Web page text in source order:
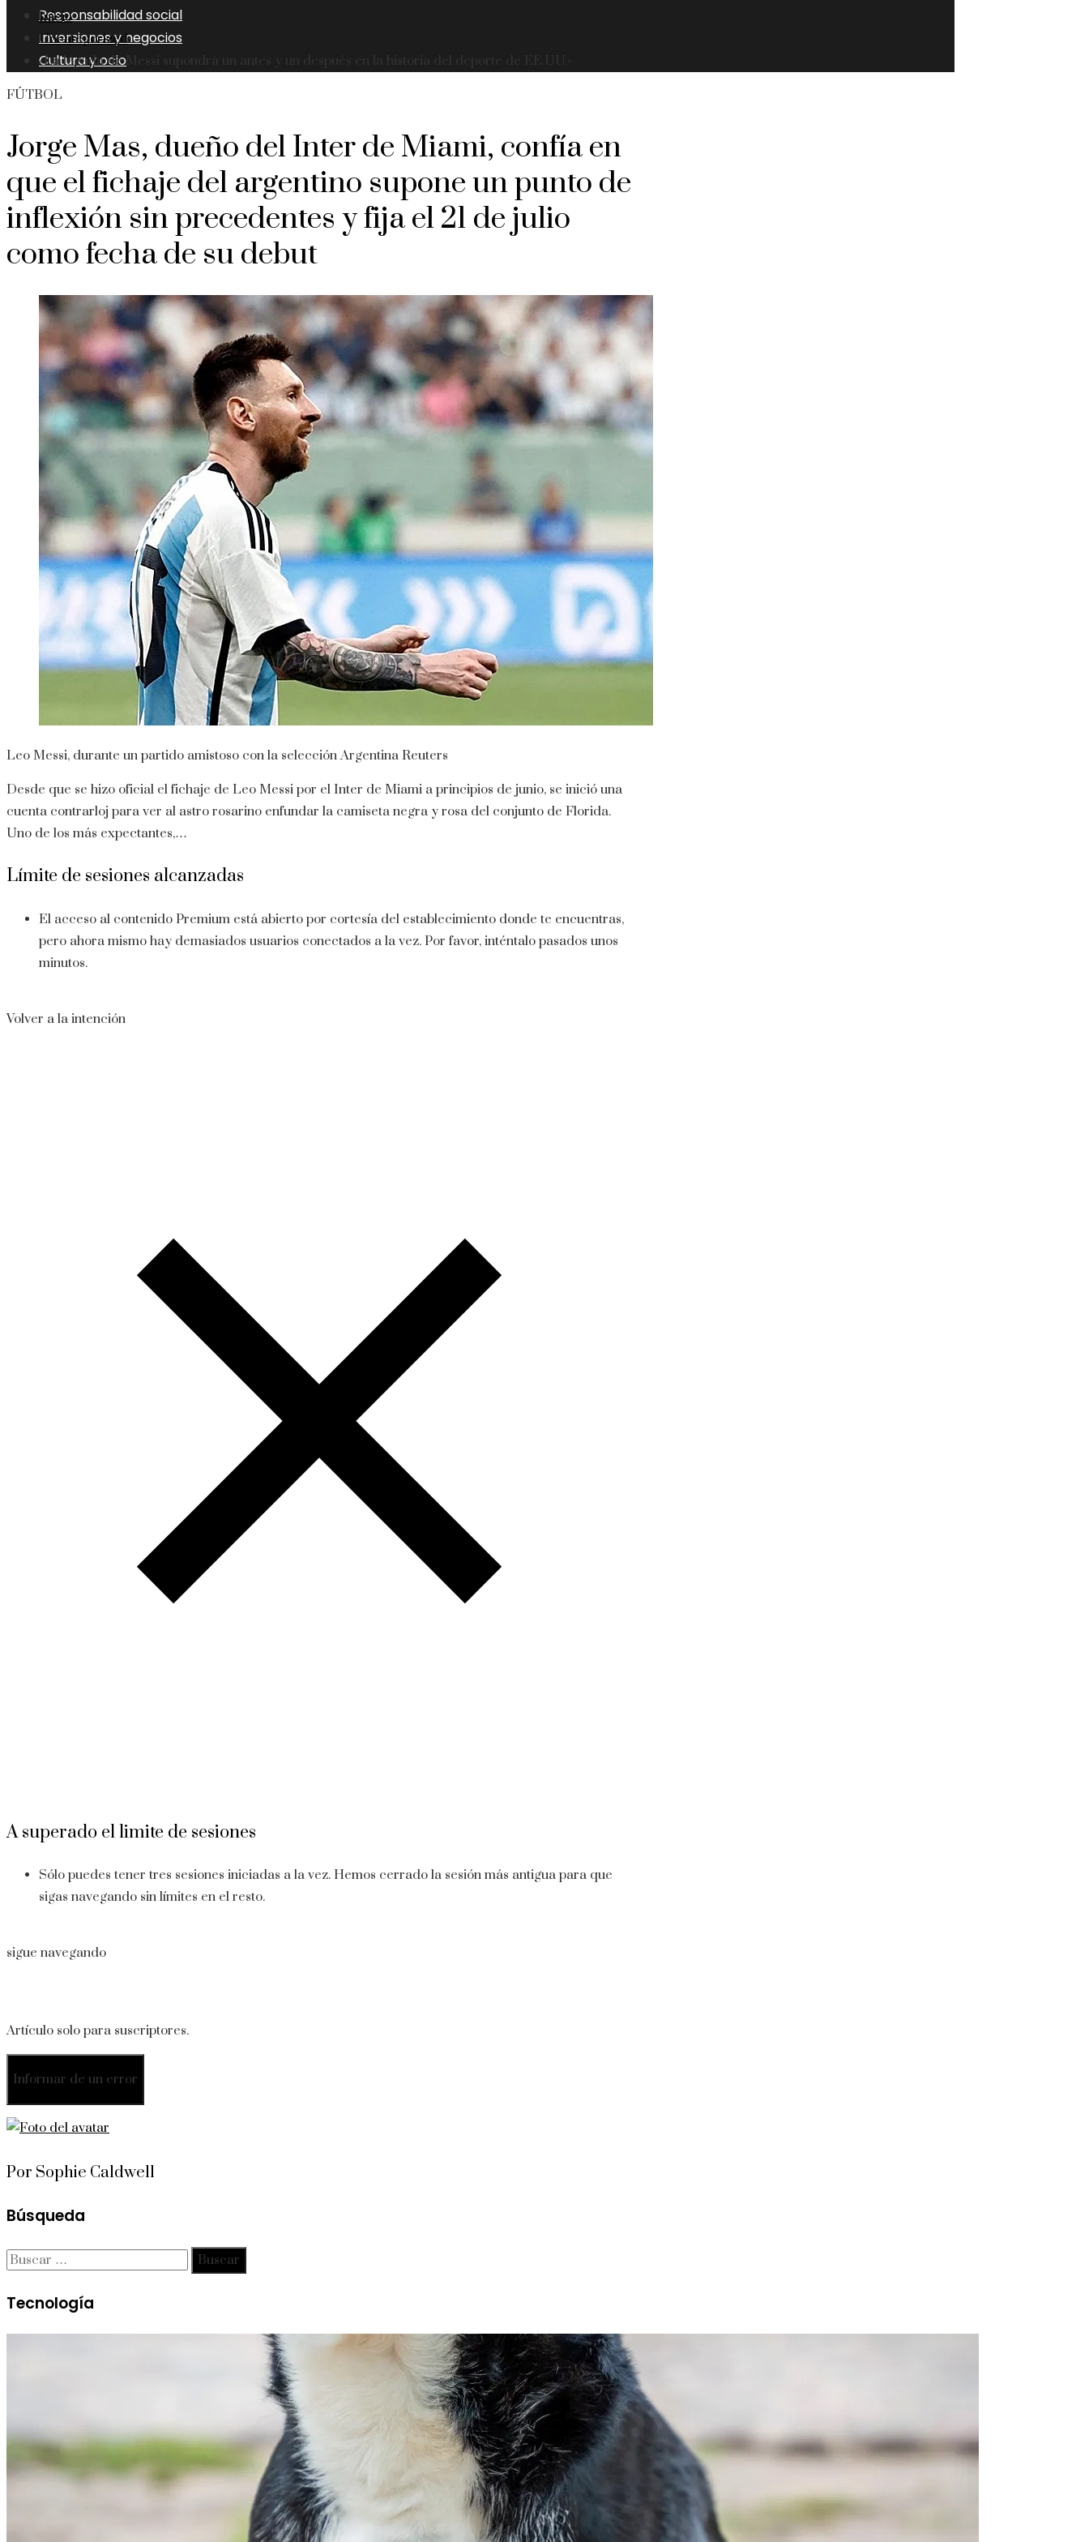
Responsabilidad social
Inversiones y negocios
Cultura y ocio
Inicio
Uncategorized
«La legada de Messi supondrá un antes y un después en la historia del deporte de EE.UU.»
FÚTBOL
Jorge Mas, dueño del Inter de Miami, confía en
que el fichaje del argentino supone un punto de
inflexión sin precedentes y fija el 21 de julio
como fecha de su debut
Leo Messi, durante un partido amistoso con la selección Argentina Reuters
Desde que se hizo oficial el fichaje de Leo Messi por el Inter de Miami a principios de junio, se inició una
cuenta contrarloj para ver al astro rosarino enfundar la camiseta negra y rosa del conjunto de Florida.
Uno de los más expectantes,…
Límite de sesiones alcanzadas
El acceso al contenido Premium está abierto por cortesía del establecimiento donde te encuentras,
pero ahora mismo hay demasiados usuarios conectados a la vez. Por favor, inténtalo pasados ​​unos
minutos.
Volver a la intención
A superado el limite de sesiones
Sólo puedes tener tres sesiones iniciadas a la vez. Hemos cerrado la sesión más antigua para que
sigas navegando sin límites en el resto.
sigue navegando
Artículo solo para suscriptores.
Informar de un error
Por Sophie Caldwell
Búsqueda
Buscar:
Tecnología